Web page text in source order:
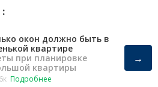
окон должно быть в
квартире
при планировке
квартиры
Подробнее
→